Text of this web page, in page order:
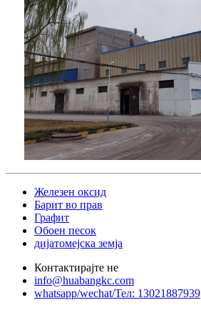
Железен оксид
Барит во прав
Графит
Обоен песок
дијатомејска земја
Контактирајте не
info@huabangkc.com
whatsapp/wechat/Тел: 13021887939